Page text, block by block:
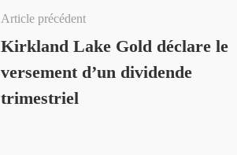
Article précédent
Kirkland Lake Gold déclare le
versement d’un dividende
trimestriel